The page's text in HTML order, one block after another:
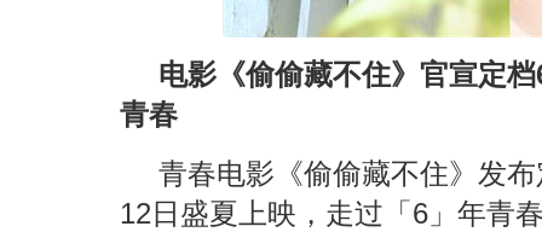
电影《偷偷藏不住》官宣定
青春
青春电影《偷偷藏不住》发
12日盛夏上映，走过「6」年青